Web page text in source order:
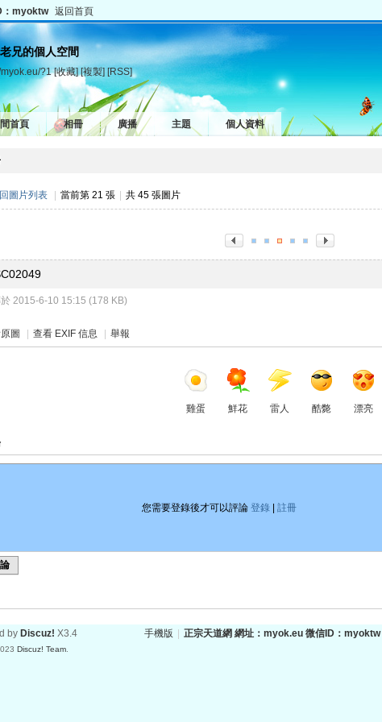
：myoktw 返回首頁
兄的個人空間
?1 [收藏] [複製] [RSS]
首頁 相冊 廣播 主題 個人資料
圖片列表 當前第 21 張 共 45 張圖片
於 2015-6-10 15:15 (178 KB)
圖 查看 EXIF 信息 舉報
雞蛋 鮮花 雷人 酷斃 漂亮
您需要登錄後才可以評論 登錄 註冊
手機版 正宗天道網 網址：myok.eu 微信ID：myoktw
by Discuz! X3.4
Discuz! Team